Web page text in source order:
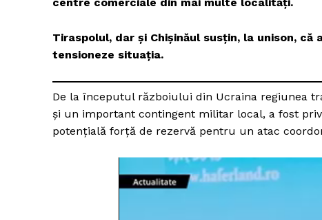
Tiraspolul, dar și Chişinăul susțin, la unison,
tensioneze situația.
De la începutul războiului din Ucraina regiunea
și un important contingent militar local, a fost
potențială forță de rezervă pentru un atac